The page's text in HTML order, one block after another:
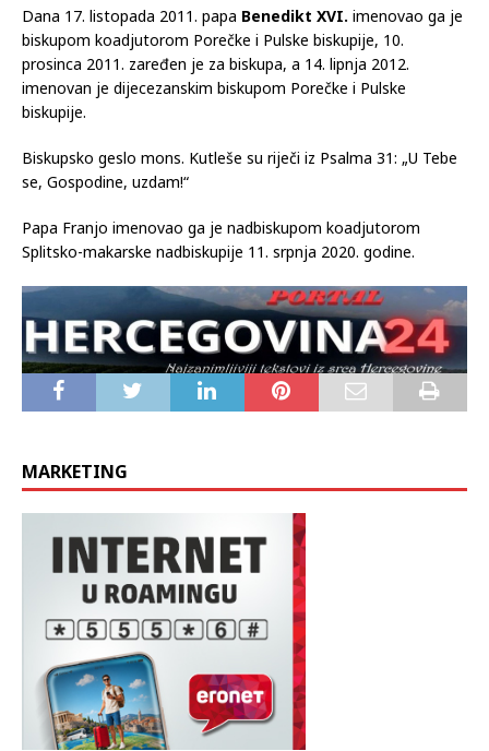
Dana 17. listopada 2011. papa Benedikt XVI. imenovao ga je
biskupom koadjutorom Porečke i Pulske biskupije, 10.
prosinca 2011. zaređen je za biskupa, a 14. lipnja 2012.
imenovan je dijecezanskim biskupom Porečke i Pulske
biskupije.
Biskupsko geslo mons. Kutleše su riječi iz Psalma 31: „U Tebe
se, Gospodine, uzdam!“
Papa Franjo imenovao ga je nadbiskupom koadjutorom
Splitsko-makarske nadbiskupije 11. srpnja 2020. godine.
MARKETING